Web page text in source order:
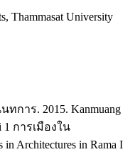
Thammasat University
ทการ. 2015. Kanmuang
1 การเมืองใน
Architectures in Rama I